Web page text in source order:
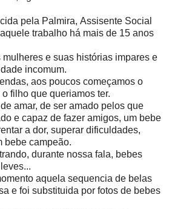
pela Palmira, Assisente Social
trabalho há mais de 15 anos
e suas histórias impares e
incomum.
aos poucos começamos o
filho que queriamos ter.
amar, de ser amado pelos que
e capaz de fazer amigos, um bebe
a dor, superar dificuldades,
bebe campeão.
durante nossa fala, bebes
aquela sequencia de belas
e foi substituida por fotos de bebes